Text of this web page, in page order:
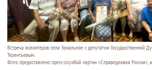
Встреча волонтеров села Зональное с депутатом Государственной
Терентьевым.
Фото предоставлено пресс-службой партии «Справедливая Россия»,